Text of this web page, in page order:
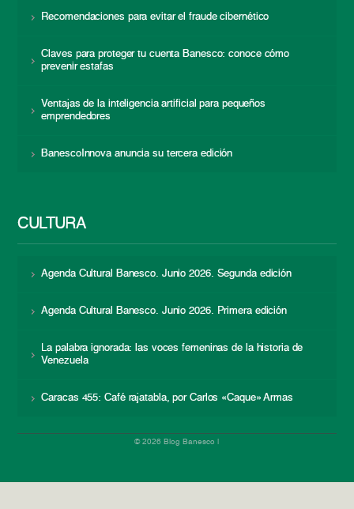
Recomendaciones para evitar el fraude cibernético
Claves para proteger tu cuenta Banesco: conoce cómo
prevenir estafas
Ventajas de la inteligencia artificial para pequeños
emprendedores
BanescoInnova anuncia su tercera edición
CULTURA
Agenda Cultural Banesco. Junio 2026. Segunda edición
Agenda Cultural Banesco. Junio 2026. Primera edición
La palabra ignorada: las voces femeninas de la historia de
Venezuela
Caracas 455: Café rajatabla, por Carlos «Caque» Armas
© 2026 Blog Banesco |